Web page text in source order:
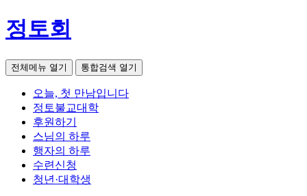
정토회
전체메뉴 열기 통합검색 열기
오늘, 첫 만남입니다
정토불교대학
후원하기
스님의 하루
행자의 하루
수련신청
청년·대학생